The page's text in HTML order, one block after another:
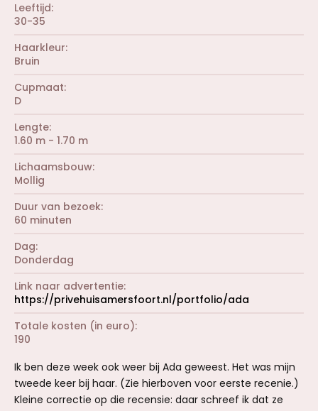
Leeftijd
30-35
Haarkleur
Bruin
Cupmaat
D
Lengte
1.60 m - 1.70 m
Lichaamsbouw
Mollig
Duur van bezoek
60 minuten
Dag
Donderdag
Link naar advertentie
https://privehuisamersfoort.nl/portfolio/ada
Totale kosten (in euro)
190
Ik ben deze week ook weer bij Ada geweest. Het was mijn
tweede keer bij haar. (Zie hierboven voor eerste recenie.)
Kleine correctie op die recensie: daar schreef ik dat ze